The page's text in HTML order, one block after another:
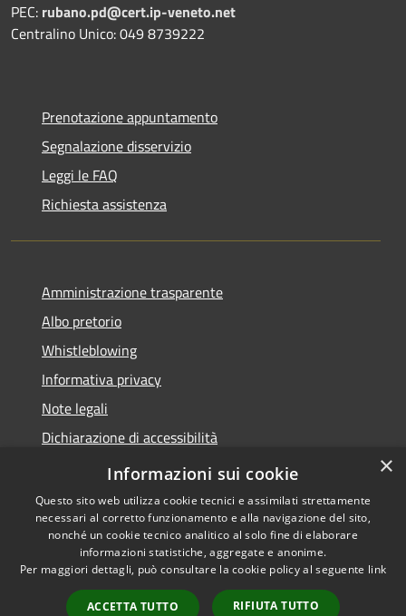
PEC: rubano.pd@cert.ip-veneto.net
Centralino Unico: 049 8739222
Prenotazione appuntamento
Segnalazione disservizio
Leggi le FAQ
Richiesta assistenza
Amministrazione trasparente
Albo pretorio
Whistleblowing
Informativa privacy
Note legali
Dichiarazione di accessibilità
Obiettivi di accessibilità 2026
Accessibilità
Copyright © 2026 • Comune di
Rubano • Powered by
Municipium•
Accesso
×
Informazioni sui cookie
Questo sito web utilizza cookie tecnici e assimilati strettamente
necessari al corretto funzionamento e alla navigazione del sito,
nonché un cookie tecnico analitico al solo fine di elaborare
informazioni statistiche, aggregate e anonime.
Per maggiori dettagli, può consultare la cookie policy al seguente link
ACCETTA TUTTO RIFIUTA TUTTO